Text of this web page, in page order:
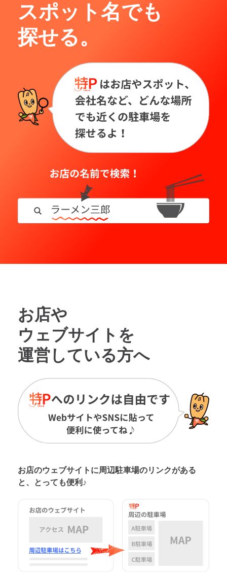
スポット名でも
探せる。
お店や
ウェブサイトを
運営している方へ
お店のウェブサイトに周辺駐車場のリンクがある
と、とっても便利♪